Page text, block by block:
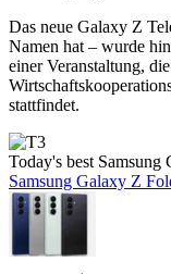
Das neue Galaxy Z
Namen hat – wurde
einer Veranstaltung,
stattfindet.
Today's best
Samsung Galaxy Z